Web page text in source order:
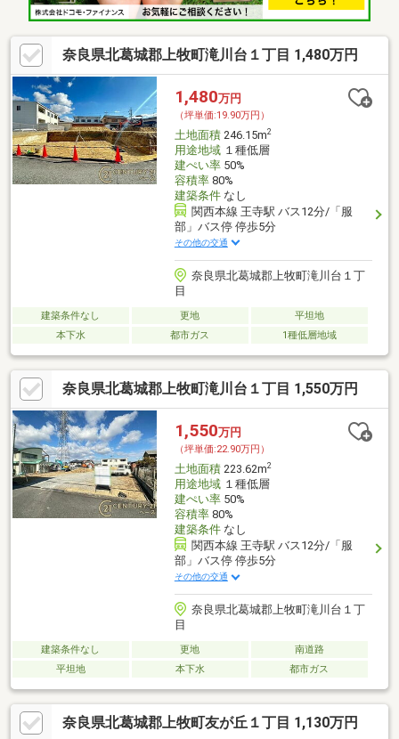
奈良県北葛城郡上牧町滝川台１丁目 1,480万円
1,480万円
（坪単価:19.90万円）
土地面積246.15m2
用途地域１種低層
建ぺい率50%
容積率80%
建築条件なし
関西本線 王寺駅 バス12分/「服
部」バス停 停歩5分
その他の交通
奈良県北葛城郡上牧町滝川台１丁
目
建築条件なし 更地
平坦地
本下水
都市ガス 1種低層地域
奈良県北葛城郡上牧町滝川台１丁目 1,550万円
1,550万円
（坪単価:22.90万円）
土地面積223.62m2
用途地域１種低層
建ぺい率50%
容積率80%
建築条件なし
関西本線 王寺駅 バス12分/「服
部」バス停 停歩5分
その他の交通
奈良県北葛城郡上牧町滝川台１丁
目
建築条件なし 更地
南道路
平坦地
本下水 都市ガス
奈良県北葛城郡上牧町友が丘１丁目 1,130万円